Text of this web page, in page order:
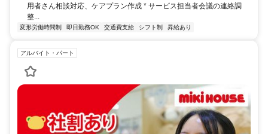
用者さん相談対応、ケアプラン作成 * サービス担当者会議の連絡調
整...
変形労働時間制 即日勤務OK 交通費支給 シフト制 昇給あり
アルバイト・パート